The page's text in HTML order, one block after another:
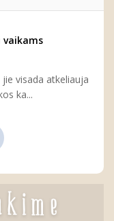
vaikams
visada atkeliauja
ka...